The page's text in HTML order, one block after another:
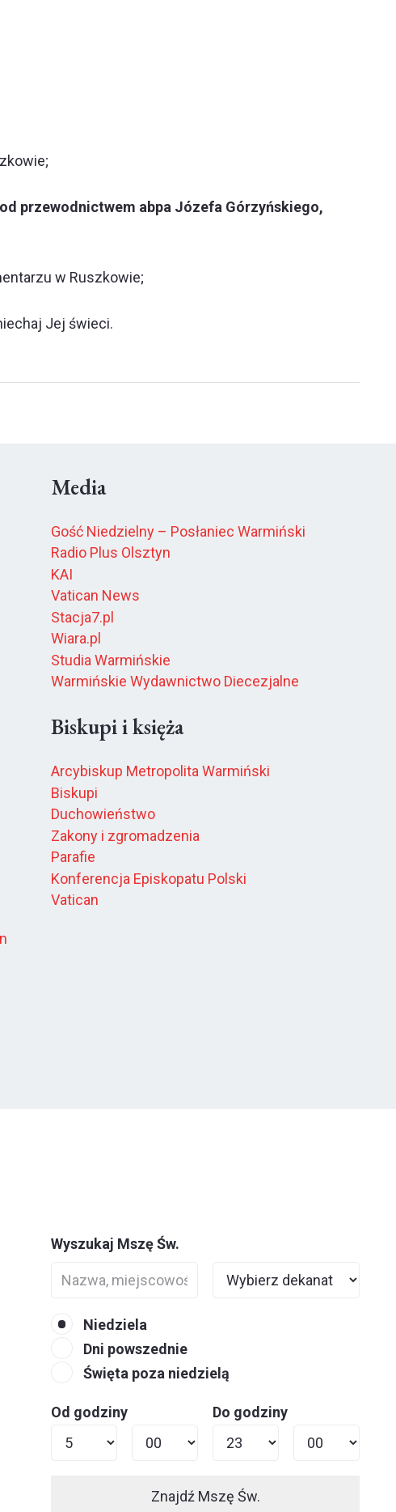
przewodnictwem abpa Józefa Górzyńskiego,
w Ruszkowie;
Jej świeci.
Media
Gość Niedzielny – Posłaniec Warmiński
Radio Plus Olsztyn
KAI
Vatican News
Stacja7.pl
Wiara.pl
Studia Warmińskie
Warmińskie Wydawnictwo Diecezjalne
Biskupi i księża
Arcybiskup Metropolita Warmiński
Biskupi
Duchowieństwo
Zakony i zgromadzenia
Parafie
Konferencja Episkopatu Polski
Vatican
Wyszukaj Mszę Św.
Niedziela
Dni powszednie
Święta poza niedzielą
Od godziny Do godziny
Znajdź Mszę Św.